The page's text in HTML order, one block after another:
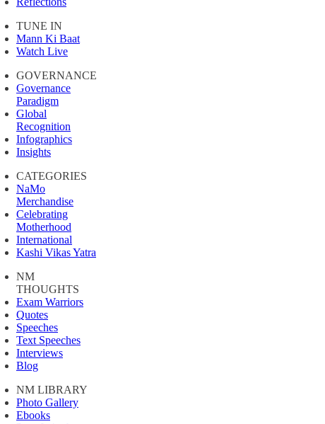
TUNE IN
Mann Ki Baat
Watch Live
GOVERNANCE
Governance
Paradigm
Global
Recognition
Infographics
Insights
CATEGORIES
NaMo
Merchandise
Celebrating
Motherhood
International
Kashi Vikas Yatra
NM
THOUGHTS
Exam Warriors
Quotes
Speeches
Text Speeches
Interviews
Blog
NM LIBRARY
Photo Gallery
Ebooks